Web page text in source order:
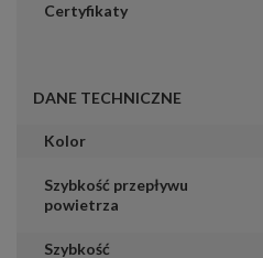
Certyfikaty
DANE TECHNICZNE
Kolor
Szybkość przepływu
powietrza
Szybkość